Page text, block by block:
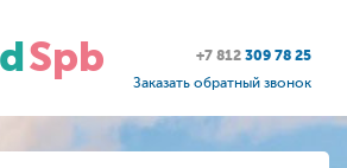
Spb +7 812 309 78 25
Заказать обратный звонок